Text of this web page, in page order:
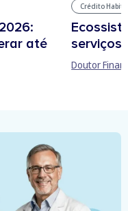
até
Crédito
serviços
Doutor